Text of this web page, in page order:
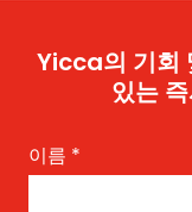
Yicca의 기회
있는
이름 *